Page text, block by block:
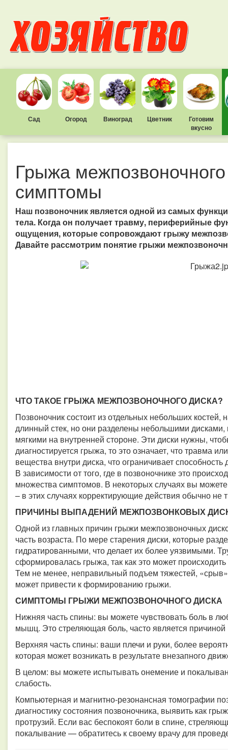
Сад Огород Виноград Цветник
Готовим
вкусно
Грыжа
симптомы
Наш позвоночник является одной из самых
тела. Когда он получает травму, периферийные
ощущения, которые сопровождают грыжу
Давайте рассмотрим понятие грыжи
ЧТО ТАКОЕ ГРЫЖА МЕЖПОЗВОНОЧНОГО ДИСКА?
Позвоночник состоит из отдельных небольших
длинный стек, но они разделены небольшими
мягкими на внутренней стороне. Эти диски нужны,
диагностируется грыжа, то это означает, что травма
вещества внутри диска, что ограничивает
В зависимости от того, где в позвоночнике это
множества симптомов. В некоторых случаях вы
– в этих случаях корректирующие действия обычно не
ПРИЧИНЫ ВЫПАДЕНИЙ МЕЖПОЗВОНКОВЫХ
Одной из главных причин грыжи межпозвоночных
часть возраста. По мере старения диски, которые
гидратированными, что делает их более уязвимыми.
сформировалась грыжа, так как это может
Тем не менее, неправильный подъем тяжестей,
может привести к формированию грыжи.
СИМПТОМЫ ГРЫЖИ МЕЖПОЗВОНОЧНОГО ДИСКА
Нижняя часть спины: вы можете чувствовать боль в
мышц. Это стреляющая боль, часто является
Верхняя часть спины: ваши плечи и руки, более
которая может возникать в результате внезапного
В целом: вы можете испытывать онемение и
слабость.
Компьютерная и магнитно-резонансная томографии
диагностику состояния позвоночника, выявить как
протрузий. Если вас беспокоят боли в спине,
покалывание — обратитесь к своему врачу для